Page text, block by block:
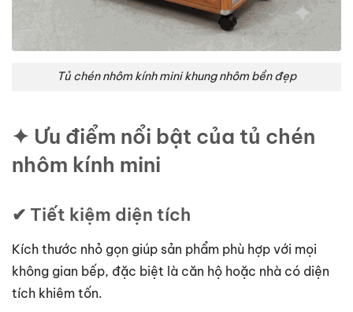
Tủ chén nhôm kính mini khung nhôm bền đẹp
✦ Ưu điểm nổi bật của tủ chén
nhôm kính mini
✔ Tiết kiệm diện tích
Kích thước nhỏ gọn giúp sản phẩm phù hợp với mọi
không gian bếp, đặc biệt là căn hộ hoặc nhà có diện
tích khiêm tốn.